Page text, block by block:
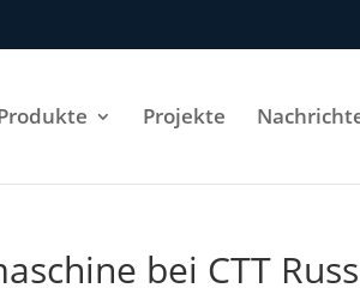
Projekte
bei CTT